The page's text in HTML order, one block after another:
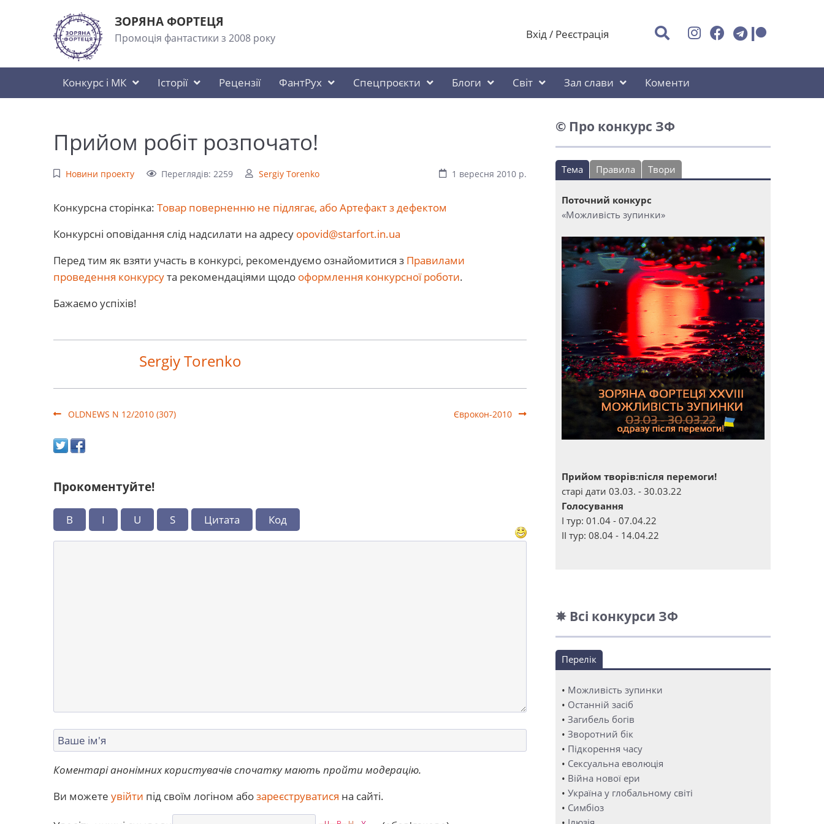
ЗОРЯНА ФОРТЕЦЯ
Промоція фантастики з 2008 року Вхід / Реєстрація
Конкурс і МК Історії Рецензії ФантРух Спецпроєкти Блоги Світ Зал слави Коменти
Прийом робіт розпочато!
Новини проекту Переглядів: 2259 Sergiy Torenko 1 вересня 2010 р.
Конкурсна сторінка: Товар поверненню не підлягає, або Артефакт з дефектом
Конкурсні оповідання слід надсилати на адресу opovid@starfort.in.ua
Перед тим як взяти участь в конкурсі, рекомендуємо ознайомитися з Правилами
проведення конкурсута рекомендаціями щодо оформлення конкурсної роботи.
Бажаємо успіхів!
Sergiy Torenko
OLDNEWS N 12/2010 (307) Єврокон-2010
Прокоментуйте!
B I U S Цитата Код
Коментарі анонімних користувачів спочатку мають пройти модерацію.
Ви можете увійти під своїм логіном абозареєструватися на сайті.
© Про конкурс ЗФ
Тема Правила Твори
Поточний конкурс
«Можливість зупинки»
Прийом творів:після перемоги!
старі дати 03.03. - 30.03.22
Голосування
І тур: 01.04 - 07.04.22
ІІ тур: 08.04 - 14.04.22
✵ Всі конкурси ЗФ
Перелік
• Можливість зупинки
• Останній засіб
• Загибель богів
• Зворотний бік
• Підкорення часу
• Сексуальна еволюція
• Війна нової ери
• Україна у глобальному світі
• Симбіоз